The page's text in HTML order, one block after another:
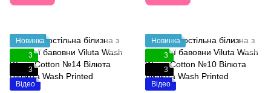
Новинка
3
3
Відео
Новинка
3
3
Відео